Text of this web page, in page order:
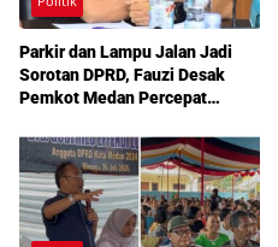
Parkir dan Lampu Jalan Jadi
Sorotan DPRD, Fauzi Desak
Pemkot Medan Percepat